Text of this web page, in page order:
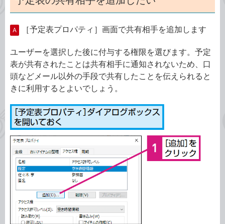
A ［予定表プロパティ］画面で共有相手を追加します
ユーザーを選択した後に付与する権限を選びます。予定
表が共有されたことは共有相手に通知されないため、口
頭などメール以外の手段で共有したことを伝えられると
きに利用するとよいでしょう。